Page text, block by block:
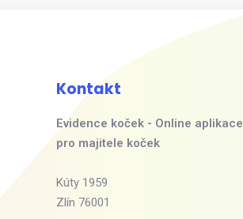
Kontakt
Evidence koček - Online aplikace
pro majitele koček
Kúty 1959
Zlín 76001